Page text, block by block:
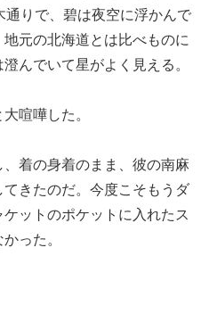
りで、碧は夜空に浮かんで
元の北海道とは比べものに
んでいて星がよく見える。
喧嘩した。
着の身着のまま、彼の南麻
きたのだ。今度こそもうダ
ットのポケットに入れたス
った。